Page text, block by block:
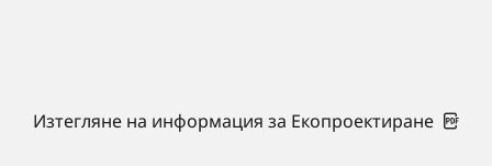
Изтегляне на информация за Екопроектиране